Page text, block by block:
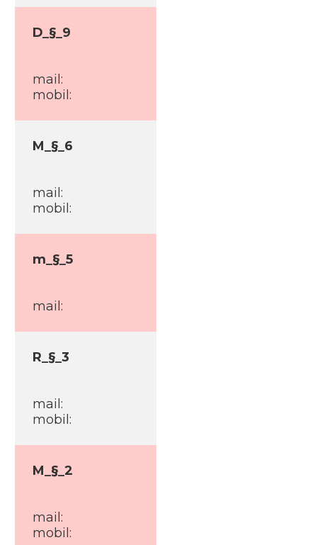
D_§_9
mail:
mobil:
M_§_6
mail:
mobil:
m_§_5
mail:
R_§_3
mail:
mobil:
M_§_2
mail:
mobil: